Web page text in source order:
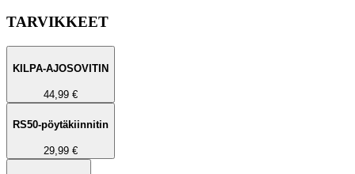
TARVIKKEET
KILPA-AJOSOVITIN
44,99 €
RS50-pöytäkiinnitin
29,99 €